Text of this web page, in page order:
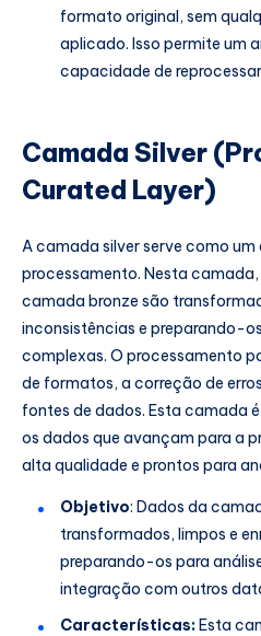
formato original, sem
aplicado. Isso permite um
capacidade de
Camada Silver
Curated Layer)
A camada silver serve como
processamento. Nesta
camada bronze são
inconsistências e preparando-
complexas. O processamento
de formatos, a correção de
fontes de dados. Esta camada
os dados que avançam para a
alta qualidade e prontos para
Objetivo: Dados da
transformados, limpos e
preparando-os para
integração com outros
Características:Esta